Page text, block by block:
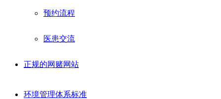
预约流程
医患交流
正规的网赌网站
环境管理体系标准